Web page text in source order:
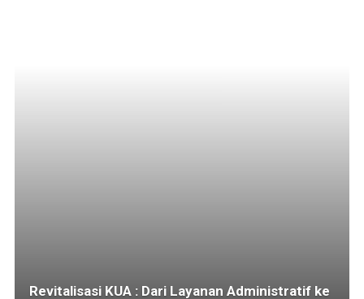
Revitalisasi KUA : Dari Layanan Administratif ke